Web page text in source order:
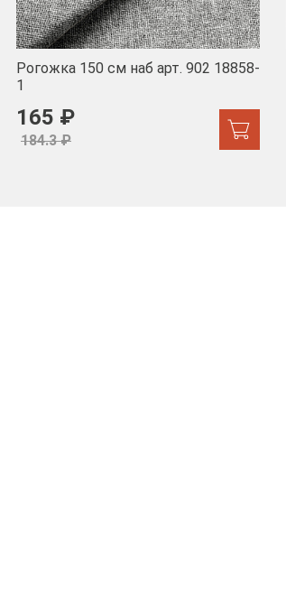
Рогожка 150 см наб арт. 902 18858-
1
165 ₽
184.3 ₽